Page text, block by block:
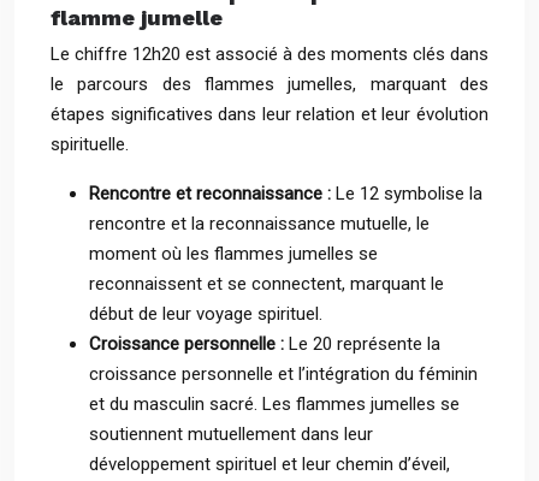
flamme jumelle
Le chiffre 12h20 est associé à des moments clés dans
le parcours des flammes jumelles, marquant des
étapes significatives dans leur relation et leur évolution
spirituelle.
Rencontre et reconnaissance : Le 12 symbolise la
rencontre et la reconnaissance mutuelle, le
moment où les flammes jumelles se
reconnaissent et se connectent, marquant le
début de leur voyage spirituel.
Croissance personnelle : Le 20 représente la
croissance personnelle et l’intégration du féminin
et du masculin sacré. Les flammes jumelles se
soutiennent mutuellement dans leur
développement spirituel et leur chemin d’éveil,